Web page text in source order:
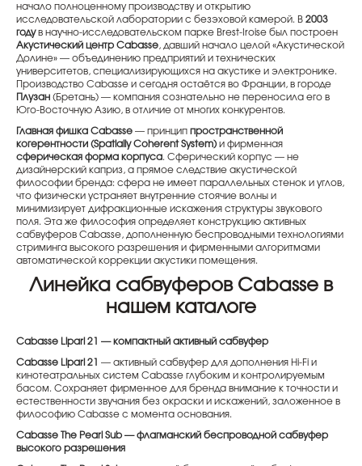
начало полноценному производству и открытию
исследовательской лаборатории с безэховой камерой. В 2003
годув научно-исследовательском парке Brest-Iroise был построен
Акустический центр Cabasse, давший начало целой «Акустической
Долине» — объединению предприятий и технических
университетов, специализирующихся на акустике и электронике.
Производство Cabasse и сегодня остаётся во Франции, в городе
Плузан (Бретань) — компания сознательно не переносила его в
Юго-Восточную Азию, в отличие от многих конкурентов.
Главная фишка Cabasse — принцип пространственной
когерентности (Spatially Coherent System)и фирменная
сферическая форма корпуса. Сферический корпус — не
дизайнерский каприз, а прямое следствие акустической
философии бренда: сфера не имеет параллельных стенок и углов,
что физически устраняет внутренние стоячие волны и
минимизирует дифракционные искажения структуры звукового
поля. Эта же философия определяет конструкцию активных
сабвуферов Cabasse, дополненную беспроводными технологиями
стриминга высокого разрешения и фирменными алгоритмами
автоматической коррекции акустики помещения.
Линейка сабвуферов Cabasse в
нашем каталоге
Cabasse Lipari 21 — компактный активный сабвуфер
Cabasse Lipari 21 — активный сабвуфер для дополнения Hi-Fi и
кинотеатральных систем Cabasse глубоким и контролируемым
басом. Сохраняет фирменное для бренда внимание к точности и
естественности звучания без окраски и искажений, заложенное в
философию Cabasse с момента основания.
Cabasse The Pearl Sub — флагманский беспроводной сабвуфер
высокого разрешения